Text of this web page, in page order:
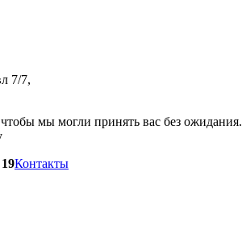
7/7,
мы могли принять вас без ожидания.
19Контакты